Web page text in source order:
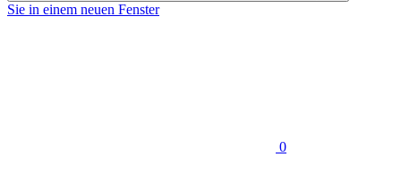
Sie in einem neuen Fenster
0